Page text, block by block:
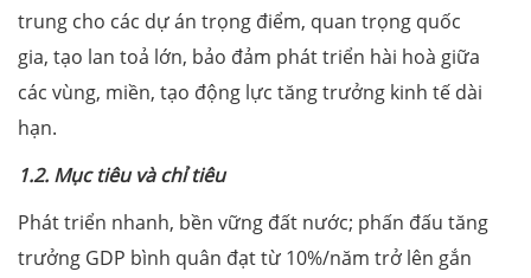
trung cho các dự án trọng điểm, quan trọng quốc
gia, tạo lan toả lớn, bảo đảm phát triển hài hoà giữa
các vùng, miền, tạo động lực tăng trưởng kinh tế dài
hạn.
1.2. Mục tiêu và chỉ tiêu
Phát triển nhanh, bền vững đất nước; phấn đấu tăng
trưởng GDP bình quân đạt từ 10%/năm trở lên gắn